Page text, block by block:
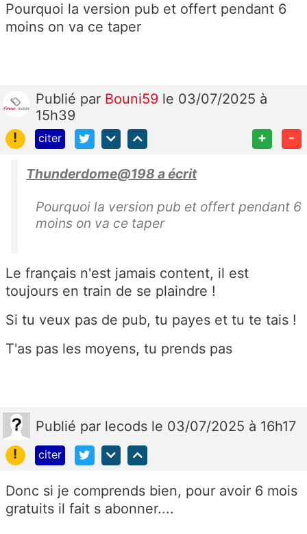
Pourquoi la version pub et offert pendant 6
moins on va ce taper
Publié par Bouni59 le 03/07/2025 à
15h39
!
citer + -
Thunderdome@198 a écrit
Pourquoi la version pub et offert pendant 6
moins on va ce taper
Le français n'est jamais content, il est
toujours en train de se plaindre !
Si tu veux pas de pub, tu payes et tu te tais !
T'as pas les moyens, tu prends pas
Publié par lecods le 03/07/2025 à 16h17
!
citer
Donc si je comprends bien, pour avoir 6 mois
gratuits il fait s abonner....